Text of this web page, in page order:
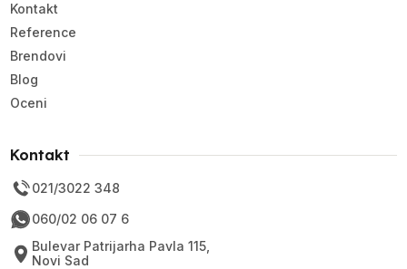
Kontakt
Reference
Brendovi
Blog
Oceni
Kontakt
021/3022 348
060/02 06 07 6
Bulevar Patrijarha Pavla 115,
Novi Sad